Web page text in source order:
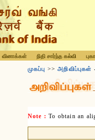
வினாக்கள் நிதி சார்ந்த கல்வி
முகப்பு >>அறிவிப்புகள்
Note : To obtain an